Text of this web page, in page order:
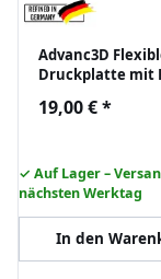
Advanc3D
Druckplatte mit
270mm 3D
19,00 €*
✓ Auf Lager –
nächsten Werktag
In den